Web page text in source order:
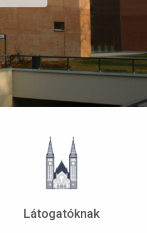
Látogatóknak